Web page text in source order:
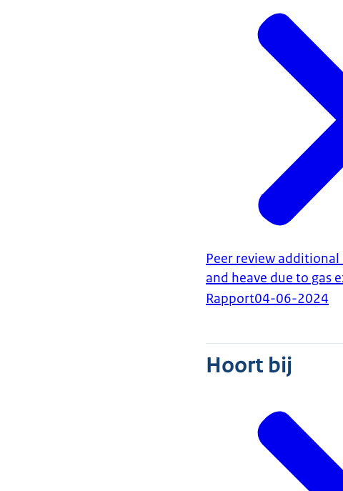
Peer review
and heave due to gas
Rapport04-06-2024
Hoort bij